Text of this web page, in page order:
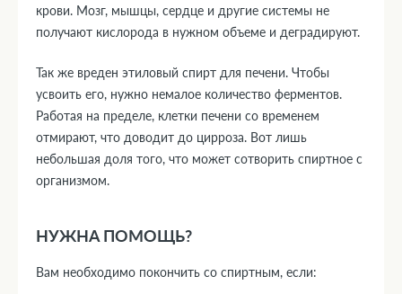
крови. Мозг, мышцы, сердце и другие системы не
получают кислорода в нужном объеме и деградируют.
Так же вреден этиловый спирт для печени. Чтобы
усвоить его, нужно немалое количество ферментов.
Работая на пределе, клетки печени со временем
отмирают, что доводит до цирроза. Вот лишь
небольшая доля того, что может сотворить спиртное с
организмом.
НУЖНА ПОМОЩЬ?
Вам необходимо покончить со спиртным, если: